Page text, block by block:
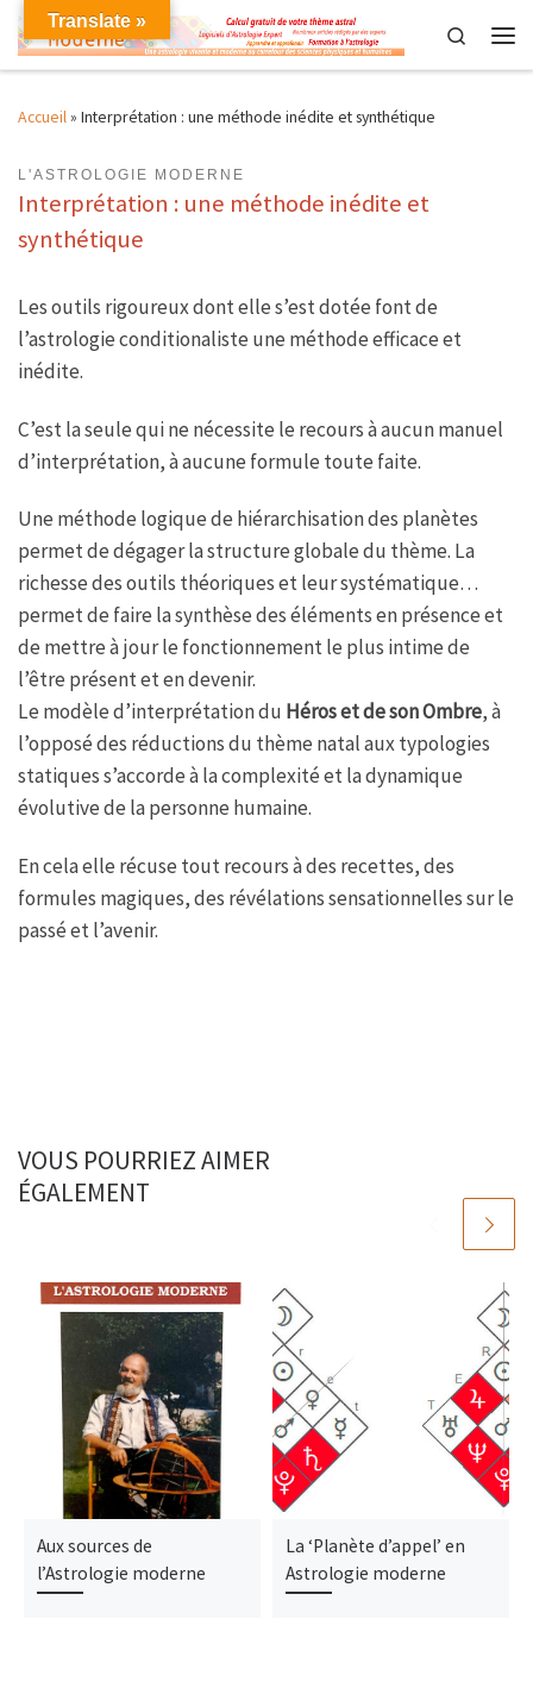
Skip to content
Search
Accueil» Interprétation : une méthode inédite et synthétique
L'ASTROLOGIE MODERNE
Interprétation : une méthode inédite et
synthétique
Les outils rigoureux dont elle s’est dotée font de
l’astrologie conditionaliste une méthode efficace et
inédite.
C’est la seule qui ne nécessite le recours à aucun manuel
d’interprétation, à aucune formule toute faite.
Une méthode logique de hiérarchisation des planètes
permet de dégager la structure globale du thème. La
richesse des outils théoriques et leur systématique…
permet de faire la synthèse des éléments en présence et
de mettre à jour le fonctionnement le plus intime de
l’être présent et en devenir.
Le modèle d’interprétation du Héros et de son Ombre, à
l’opposé des réductions du thème natal aux typologies
statiques s’accorde à la complexité et la dynamique
évolutive de la personne humaine.
En cela elle récuse tout recours à des recettes, des
formules magiques, des révélations sensationnelles sur le
passé et l’avenir.
VOUS POURRIEZ AIMER
ÉGALEMENT
Aux sources de
l’Astrologie moderne
La ‘Planète d’appel’ en
Astrologie moderne
Translate »